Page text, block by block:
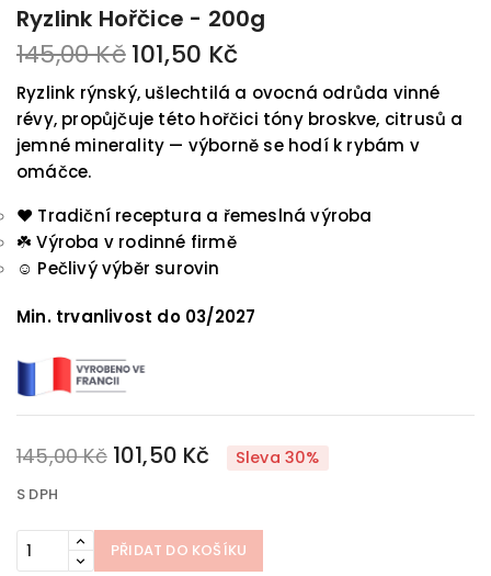
Ryzlink Hořčice - 200g
145,00 Kč101,50 Kč
Ryzlink rýnský, ušlechtilá a ovocná odrůda vinné
révy, propůjčuje této hořčici tóny broskve, citrusů a
jemné minerality — výborně se hodí k rybám v
omáčce.
❤️ Tradiční receptura a řemeslná výroba
☘️ Výroba v rodinné firmě
☺️ Pečlivý výběr surovin
Min. trvanlivost do 03/2027
145,00 Kč 101,50 Kč Sleva 30%
S DPH
PŘIDAT DO KOŠÍKU